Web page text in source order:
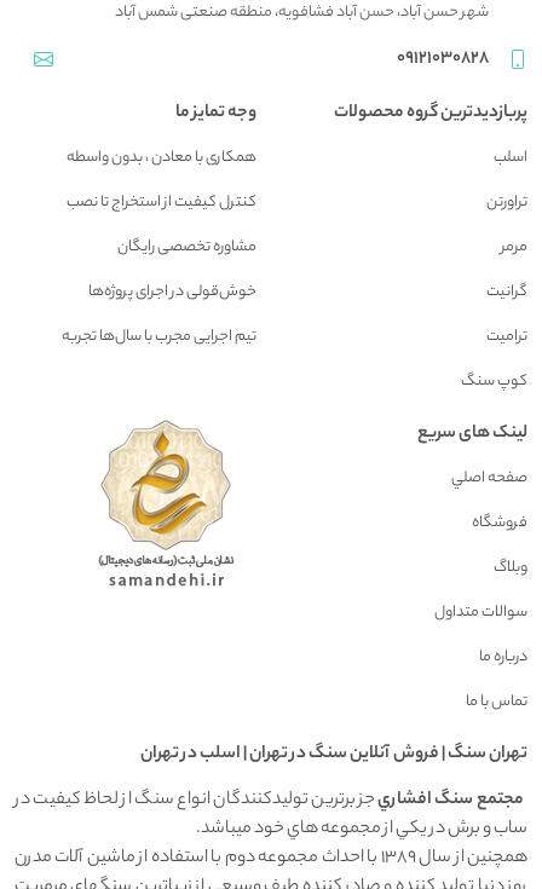
شهر حسن آباد، حسن آباد فشافویه، منطقه صنعتی شمس آباد
09121030828
پربازدیدترین گروه محصولات
اسلب
تراورتن
مرمر
گرانیت
ترامیت
کوپ سنگ
وجه تمایز ما
همکاری با معادن ، بدون واسطه
کنترل کیفیت از استخراج تا نصب
مشاوره تخصصی رایگان
خوش‌قولی در اجرای پروژه‌ها
تیم اجرایی مجرب با سال‌ها تجربه
لینک های سریع
صفحه اصلي
فروشگاه
وبلاگ
سوالات متداول
درباره ما
تماس با ما
تهران سنگ | فروش آنلاين سنگ در تهران | اسلب در تهران
مجتمع سنگ افشاريجز برترين توليدکنندگان انواع سنگ از لحاظ کيفيت در
ساب و برش در يکي از مجموعه هاي خود ميباشد.
همچنين از سال 1389 با احداث مجموعه دوم با استفاده از ماشين آلات مدرن